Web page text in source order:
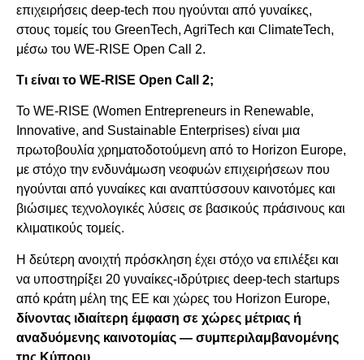
επιχειρήσεις deep-tech που ηγούνται από γυναίκες,
στους τομείς του GreenTech, AgriTech και ClimateTech,
μέσω του WE-RISE Open Call 2.
Τι είναι το WE-RISE Open Call 2;
Το WE-RISE (Women Entrepreneurs in Renewable,
Innovative, and Sustainable Enterprises) είναι μια
πρωτοβουλία χρηματοδοτούμενη από το Horizon Europe,
με στόχο την ενδυνάμωση νεοφυών επιχειρήσεων που
ηγούνται από γυναίκες και αναπτύσσουν καινοτόμες και
βιώσιμες τεχνολογικές λύσεις σε βασικούς πράσινους και
κλιματικούς τομείς.
Η δεύτερη ανοιχτή πρόσκληση έχει στόχο να επιλέξει και
να υποστηρίξει 20 γυναίκες-ιδρύτριες deep-tech startups
από κράτη μέλη της ΕΕ και χώρες του Horizon Europe,
δίνοντας ιδιαίτερη έμφαση σε χώρες μέτριας ή
αναδυόμενης καινοτομίας — συμπεριλαμβανομένης
της Κύπρου.